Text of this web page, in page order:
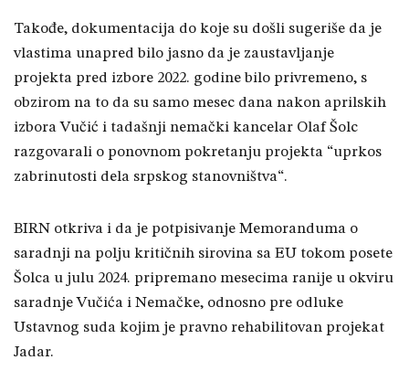
Takođe, dokumentacija do koje su došli sugeriše da je
vlastima unapred bilo jasno da je zaustavljanje
projekta pred izbore 2022. godine bilo privremeno, s
obzirom na to da su samo mesec dana nakon aprilskih
izbora Vučić i tadašnji nemački kancelar Olaf Šolc
razgovarali o ponovnom pokretanju projekta “uprkos
zabrinutosti dela srpskog stanovništva“.
BIRN otkriva i da je potpisivanje Memoranduma o
saradnji na polju kritičnih sirovina sa EU tokom posete
Šolca u julu 2024. pripremano mesecima ranije u okviru
saradnje Vučića i Nemačke, odnosno pre odluke
Ustavnog suda kojim je pravno rehabilitovan projekat
Jadar.